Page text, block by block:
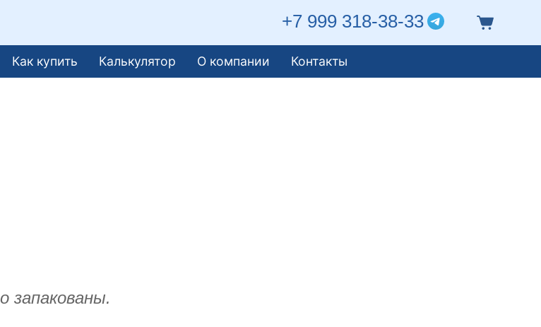
+7 999 318-38-33
Как купить Калькулятор О компании Контакты
запакованы.